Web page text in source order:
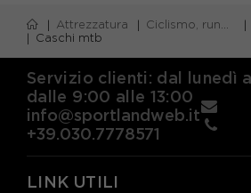
Attrezzatura Ciclismo, running e piscina
Caschi mtb
Servizio clienti: dal lunedì
dalle 9:00 alle 13:00
info@sportlandweb.it
+39.030.7778571
LINK UTILI